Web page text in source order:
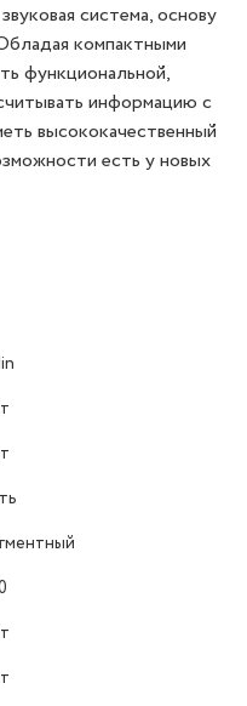
система, основу
компактными
функциональной,
информацию с
высококачественный
есть у новых